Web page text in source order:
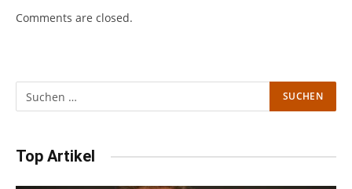
Comments are closed.
Top Artikel